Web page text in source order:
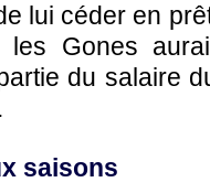
lui céder en
les Gones
du salaire
saisons